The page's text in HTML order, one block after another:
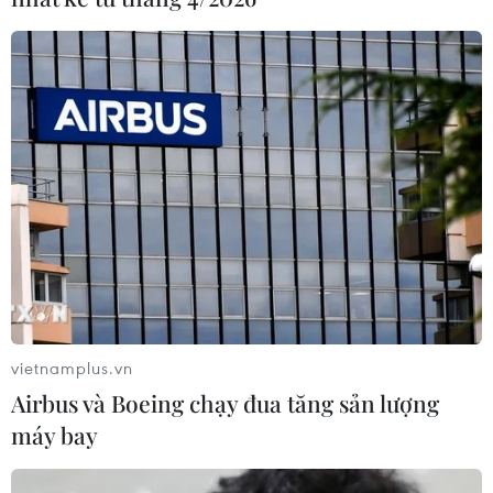
Dogo Onsen Honkan -
biểu tượng suối nước nóng
hơn 3.000 năm tuổi của
Nhật Bản
09/08/2026 22:46
Mỹ tạm dừng không kích
Iran: Khoảng lặng mong
manh giữa sức ép và ngoại
giao
09/08/2026 22:09
Xem thêm
vietnamplus.vn
Airbus và Boeing chạy đua tăng sản lượng
máy bay